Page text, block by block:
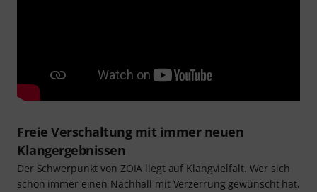
Freie Verschaltung mit immer neuen
Klangergebnissen
Der Schwerpunkt von ZOIA liegt auf Klangvielfalt. Wer sich
schon immer einen Nachhall mit Verzerrung gewünscht hat,